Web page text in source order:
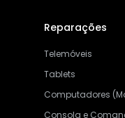
Reparações
Telemóveis
Tablets
Computadores
Consola e